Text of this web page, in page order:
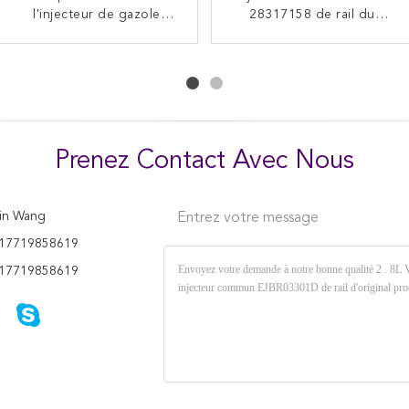
l'injecteur de gazole
28317158 de rail du
cylindrique 9308 de poids
argentée, valve commune
Prenez Contact Avec Nous
Wang Entrez votre message